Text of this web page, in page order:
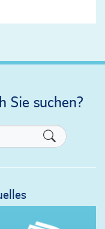
Sie suchen?